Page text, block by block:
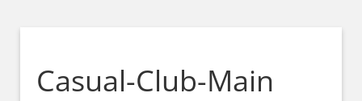
Casual-Club-Main